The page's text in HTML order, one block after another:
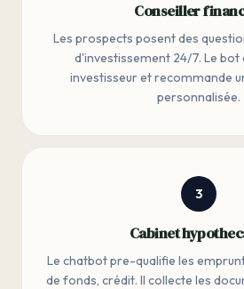
Conseiller
Les prospects posent des
d'investissement 24/7. Le bot
investisseur et recommande
personnalisée.
3
Cabinet
Le chatbot pre-qualifie les
de fonds, crédit. Il collecte les